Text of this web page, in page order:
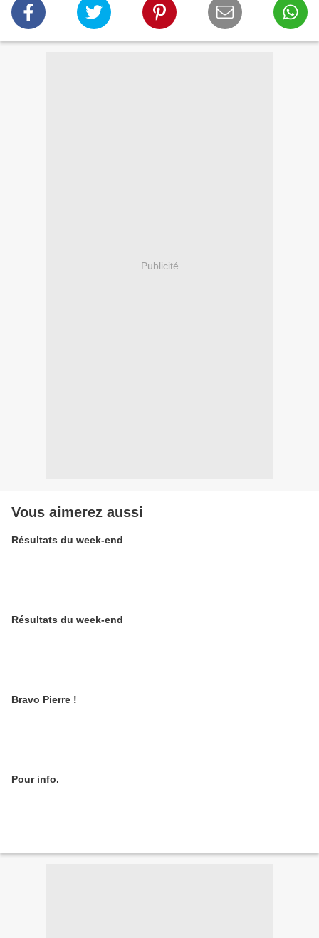
Publicité
Vous aimerez aussi
Résultats du week-end
Résultats du week-end
Bravo Pierre !
Pour info.